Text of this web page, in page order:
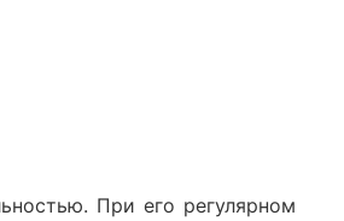
При его регулярном